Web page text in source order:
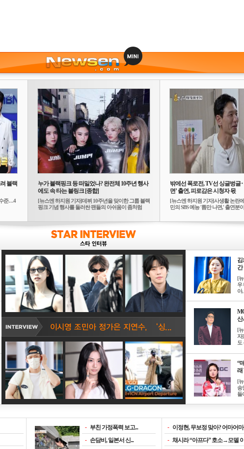
블랙
준…4
누가 블랙핑크 등 떠밀었나? 완전체 10주년 행사
에도 속 타는 블링크 [종합]
[뉴스엔 하지원 기자]데뷔 10주년을 맞이한 그룹 블랙
핑크 기념 행사를 둘러싼 팬들의 아쉬움이 좀처럼
밖에선 폭로전, TV선 싱글벙글
면’ 출연, 피로감은 시청자 몫
[뉴스엔 하지원 기자]사생활 논란
민의 SBS 예능 '틈만 나면,' 출연분
김
간
[
우
아,
산
[
자
도
“
래
[
송
들
- 부친 가정폭력 보고...
- 손담비, 일본서 신...
- 이정현, 무보정 맞아? 어마어마
- 채시라 “아프다” 호소→모델